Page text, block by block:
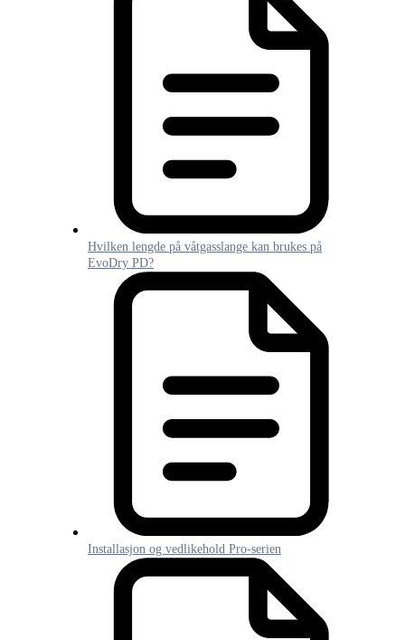
Hvilken lengde på våtgasslange kan brukes på
EvoDry PD?
Installasjon og vedlikehold Pro-serien